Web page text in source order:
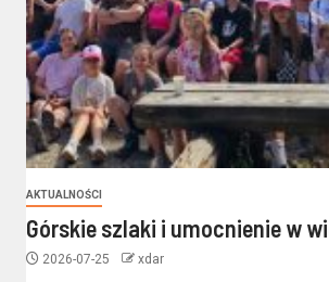
AKTUALNOŚCI
Górskie szlaki i umocnienie w
2026-07-25 xdar